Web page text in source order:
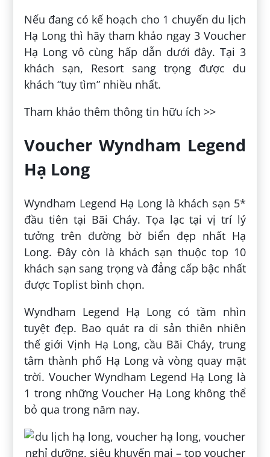
Nếu đang có kế hoạch cho 1 chuyến du lịch
Hạ Long thì hãy tham khảo ngay 3 Voucher
Hạ Long vô cùng hấp dẫn dưới đây. Tại 3
khách sạn, Resort sang trọng được du
khách “tuy tìm” nhiều nhất.
Tham khảo thêm thông tin hữu ích >>
Voucher Wyndham Legend
Hạ Long
Wyndham Legend Hạ Long là khách sạn 5*
đầu tiên tại Bãi Cháy. Tọa lạc tại vị trí lý
tưởng trên đường bờ biển đẹp nhất Hạ
Long. Đây còn là khách sạn thuộc top 10
khách sạn sang trọng và đẳng cấp bậc nhất
được Toplist bình chọn.
Wyndham Legend Hạ Long có tầm nhìn
tuyệt đẹp. Bao quát ra di sản thiên nhiên
thế giới Vịnh Hạ Long, cầu Bãi Cháy, trung
tâm thành phố Hạ Long và vòng quay mặt
trời. Voucher Wyndham Legend Hạ Long là
1 trong những Voucher Hạ Long không thể
bỏ qua trong năm nay.